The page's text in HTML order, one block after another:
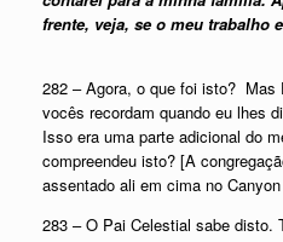
frente, veja, se o meu trabalho
282 – Agora, o que foi isto? Mas
vocês recordam quando eu lhes
Isso era uma parte adicional do
compreendeu isto? [A
assentado ali em cima no
283 – O Pai Celestial sabe disto.